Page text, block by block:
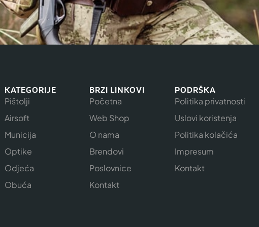
KATEGORIJE
Pištolji
Airsoft
Municija
Optike
Odjeća
Obuća
BRZI LINKOVI
Početna
Web Shop
O nama
Brendovi
Poslovnice
Kontakt
PODRŠKA
Politika privatnosti
Uslovi koristenja
Politika kolačića
Impresum
Kontakt